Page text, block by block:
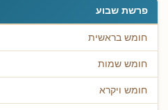
פרשת שבוע
חומש בראשית
חומש שמות
חומש ויקרא